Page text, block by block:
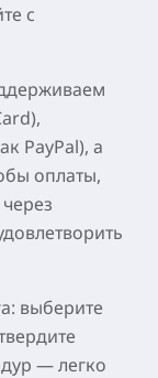
с
PayPal), а
оплаты,
выберите
— легко